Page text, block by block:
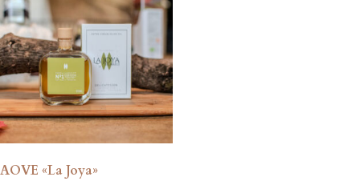
AOVE «La Joya»